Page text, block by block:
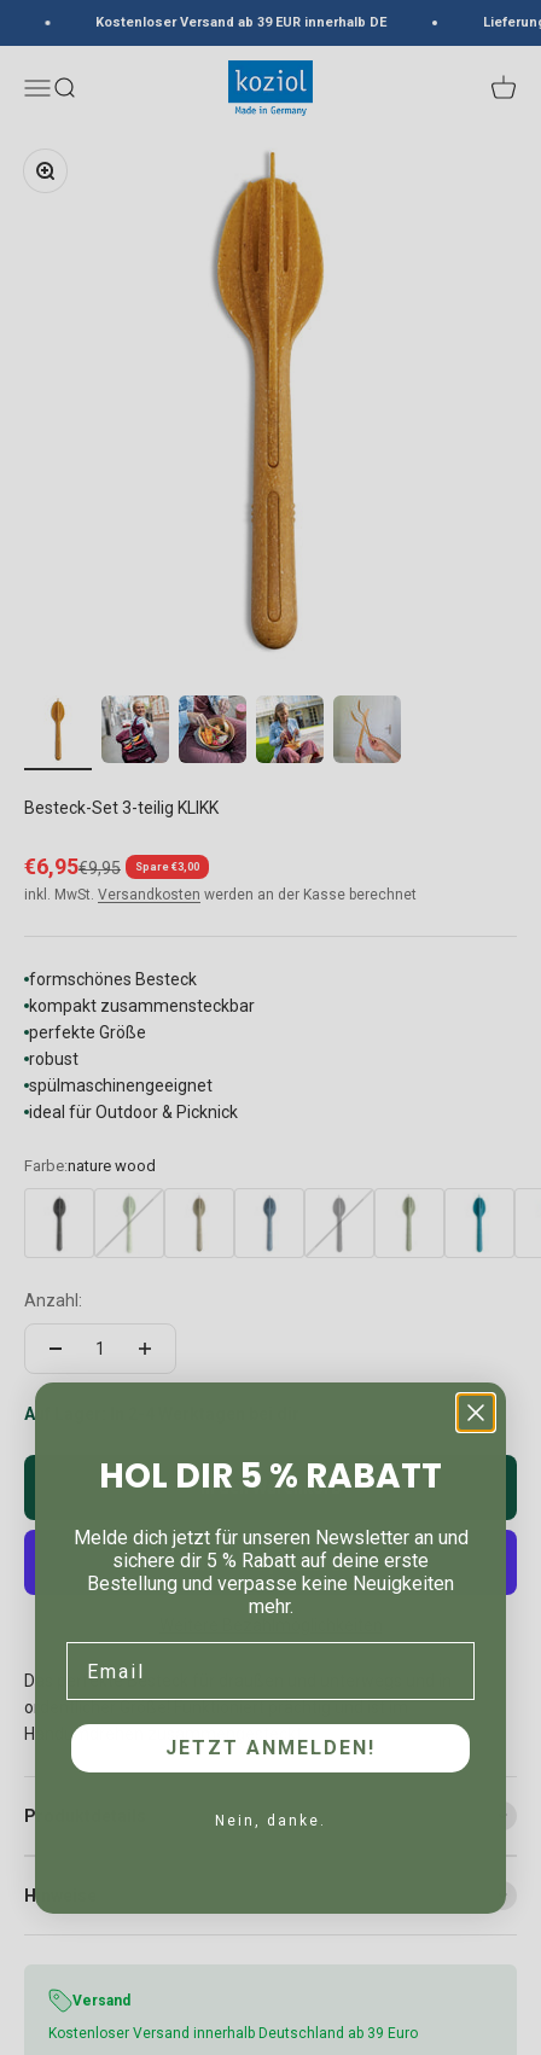
Kostenloser Versand ab 39 EUR innerhalb DE
MenüSuche
koziol
Bild vergrößern
Besteck-Set 3-teilig KLIKK
Angebot
€6,95Regulärer Preis
€9,95 Spare €3,00
inkl. MwSt. Versandkosten werden an der Kasse berechnet
formschönes Besteck
kompakt zusammensteckbar
perfekte Größe
robust
spülmaschinengeeignet
ideal für Outdoor & Picknick
Farbe:nature wood
Anzahl:
Auf Lager: In 2-4 Werktagen bei dir
In den Warenkorb
Das perfekte Besteck für draußen und unterwegs und in
ordentlicher Größe! Funktioniert prächtig und ist im
Handumdrehen zusammengesteckt.
Produktdetails
Hinweise
Versand
Kostenloser Versand innerhalb Deutschland ab 39 Euro
HOL DIR 5 % RABATT
Melde dich jetzt für unseren Newsletter an und
sichere dir 5 % Rabatt auf deine erste
Bestellung und verpasse keine Neuigkeiten
mehr.
JETZT ANMELDEN!
Nein, danke.